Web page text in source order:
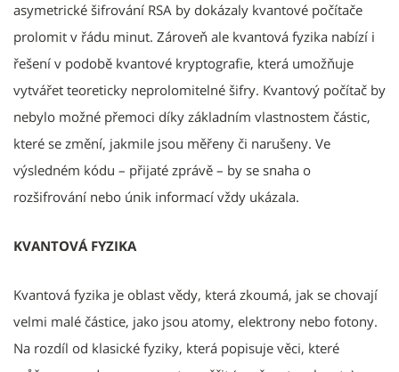
asymetrické šifrování RSA by dokázaly kvantové počítače
prolomit v řádu minut. Zároveň ale kvantová fyzika nabízí i
řešení v podobě kvantové kryptografie, která umožňuje
vytvářet teoreticky neprolomitelné šifry. Kvantový počítač by
nebylo možné přemoci díky základním vlastnostem částic,
které se změní, jakmile jsou měřeny či narušeny. Ve
výsledném kódu – přijaté zprávě – by se snaha o
rozšifrování nebo únik informací vždy ukázala.
KVANTOVÁ FYZIKA
Kvantová fyzika je oblast vědy, která zkoumá, jak se chovají
velmi malé částice, jako jsou atomy, elektrony nebo fotony.
Na rozdíl od klasické fyziky, která popisuje věci, které